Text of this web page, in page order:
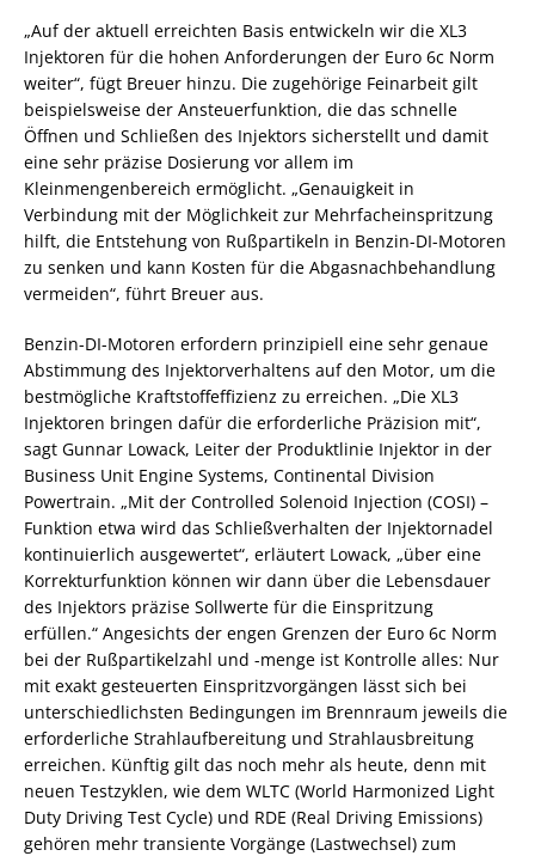
„Auf der aktuell erreichten Basis entwickeln wir die XL3
Injektoren für die hohen Anforderungen der Euro 6c Norm
weiter“, fügt Breuer hinzu. Die zugehörige Feinarbeit gilt
beispielsweise der Ansteuerfunktion, die das schnelle
Öffnen und Schließen des Injektors sicherstellt und damit
eine sehr präzise Dosierung vor allem im
Kleinmengenbereich ermöglicht. „Genauigkeit in
Verbindung mit der Möglichkeit zur Mehrfacheinspritzung
hilft, die Entstehung von Rußpartikeln in Benzin-DI-Motoren
zu senken und kann Kosten für die Abgasnachbehandlung
vermeiden“, führt Breuer aus.
Benzin-DI-Motoren erfordern prinzipiell eine sehr genaue
Abstimmung des Injektorverhaltens auf den Motor, um die
bestmögliche Kraftstoffeffizienz zu erreichen. „Die XL3
Injektoren bringen dafür die erforderliche Präzision mit“,
sagt Gunnar Lowack, Leiter der Produktlinie Injektor in der
Business Unit Engine Systems, Continental Division
Powertrain. „Mit der Controlled Solenoid Injection (COSI) –
Funktion etwa wird das Schließverhalten der Injektornadel
kontinuierlich ausgewertet“, erläutert Lowack, „über eine
Korrekturfunktion können wir dann über die Lebensdauer
des Injektors präzise Sollwerte für die Einspritzung
erfüllen.“ Angesichts der engen Grenzen der Euro 6c Norm
bei der Rußpartikelzahl und -menge ist Kontrolle alles: Nur
mit exakt gesteuerten Einspritzvorgängen lässt sich bei
unterschiedlichsten Bedingungen im Brennraum jeweils die
erforderliche Strahlaufbereitung und Strahlausbreitung
erreichen. Künftig gilt das noch mehr als heute, denn mit
neuen Testzyklen, wie dem WLTC (World Harmonized Light
Duty Driving Test Cycle) und RDE (Real Driving Emissions)
gehören mehr transiente Vorgänge (Lastwechsel) zum